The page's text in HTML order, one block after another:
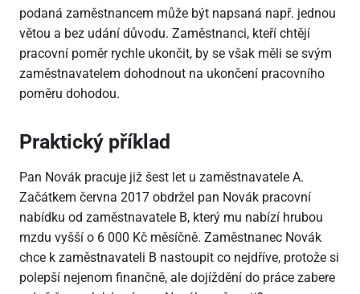
podaná zaměstnancem může být napsaná např. jednou
větou a bez udání důvodu. Zaměstnanci, kteří chtějí
pracovní poměr rychle ukončit, by se však měli se svým
zaměstnavatelem dohodnout na ukončení pracovního
poměru dohodou.
Praktický příklad
Pan Novák pracuje již šest let u zaměstnavatele A.
Začátkem června 2017 obdržel pan Novák pracovní
nabídku od zaměstnavatele B, který mu nabízí hrubou
mzdu vyšší o 6 000 Kč měsíčně. Zaměstnanec Novák
chce k zaměstnavateli B nastoupit co nejdříve, protože si
polepší nejenom finančně, ale dojíždění do práce zabere